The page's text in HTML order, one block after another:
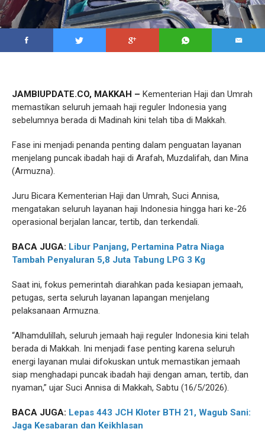
JAMBIUPDATE.CO, MAKKAH – Kementerian Haji dan Umrah
memastikan seluruh jemaah haji reguler Indonesia yang
sebelumnya berada di Madinah kini telah tiba di Makkah.
Fase ini menjadi penanda penting dalam penguatan layanan
menjelang puncak ibadah haji di Arafah, Muzdalifah, dan Mina
(Armuzna).
Juru Bicara Kementerian Haji dan Umrah, Suci Annisa,
mengatakan seluruh layanan haji Indonesia hingga hari ke-26
operasional berjalan lancar, tertib, dan terkendali.
BACA JUGA: Libur Panjang, Pertamina Patra Niaga
Tambah Penyaluran 5,8 Juta Tabung LPG 3 Kg
Saat ini, fokus pemerintah diarahkan pada kesiapan jemaah,
petugas, serta seluruh layanan lapangan menjelang
pelaksanaan Armuzna.
“Alhamdulillah, seluruh jemaah haji reguler Indonesia kini telah
berada di Makkah. Ini menjadi fase penting karena seluruh
energi layanan mulai difokuskan untuk memastikan jemaah
siap menghadapi puncak ibadah haji dengan aman, tertib, dan
nyaman,” ujar Suci Annisa di Makkah, Sabtu (16/5/2026).
BACA JUGA: Lepas 443 JCH Kloter BTH 21, Wagub Sani:
Jaga Kesabaran dan Keikhlasan